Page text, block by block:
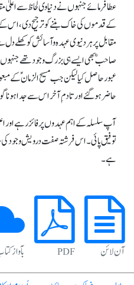
عطافرمائے جنہوں نے دنیاوی لحاظ سے اعلیٰ
کے قدموں کی خاک بننے کو ترجیح دی، اس
مقابل پر ہر دنیوی عہد ہ وآسائش کو کھلے
صاحب ؓ بھی ایسے ہی بزرگ وجود تھے
عبور حاصل کیا لیکن جب مسیح الزمان
حاضر ہوگئے اور تادم ِ آخر اس سے جداہونا
آپ سلسلہ کے اہم عہدوں پر فائزرہے اور
توفیق پائی ۔ اس فرشتہ صفت درویش وجود
ہے۔
آن لائن PDF بآواز